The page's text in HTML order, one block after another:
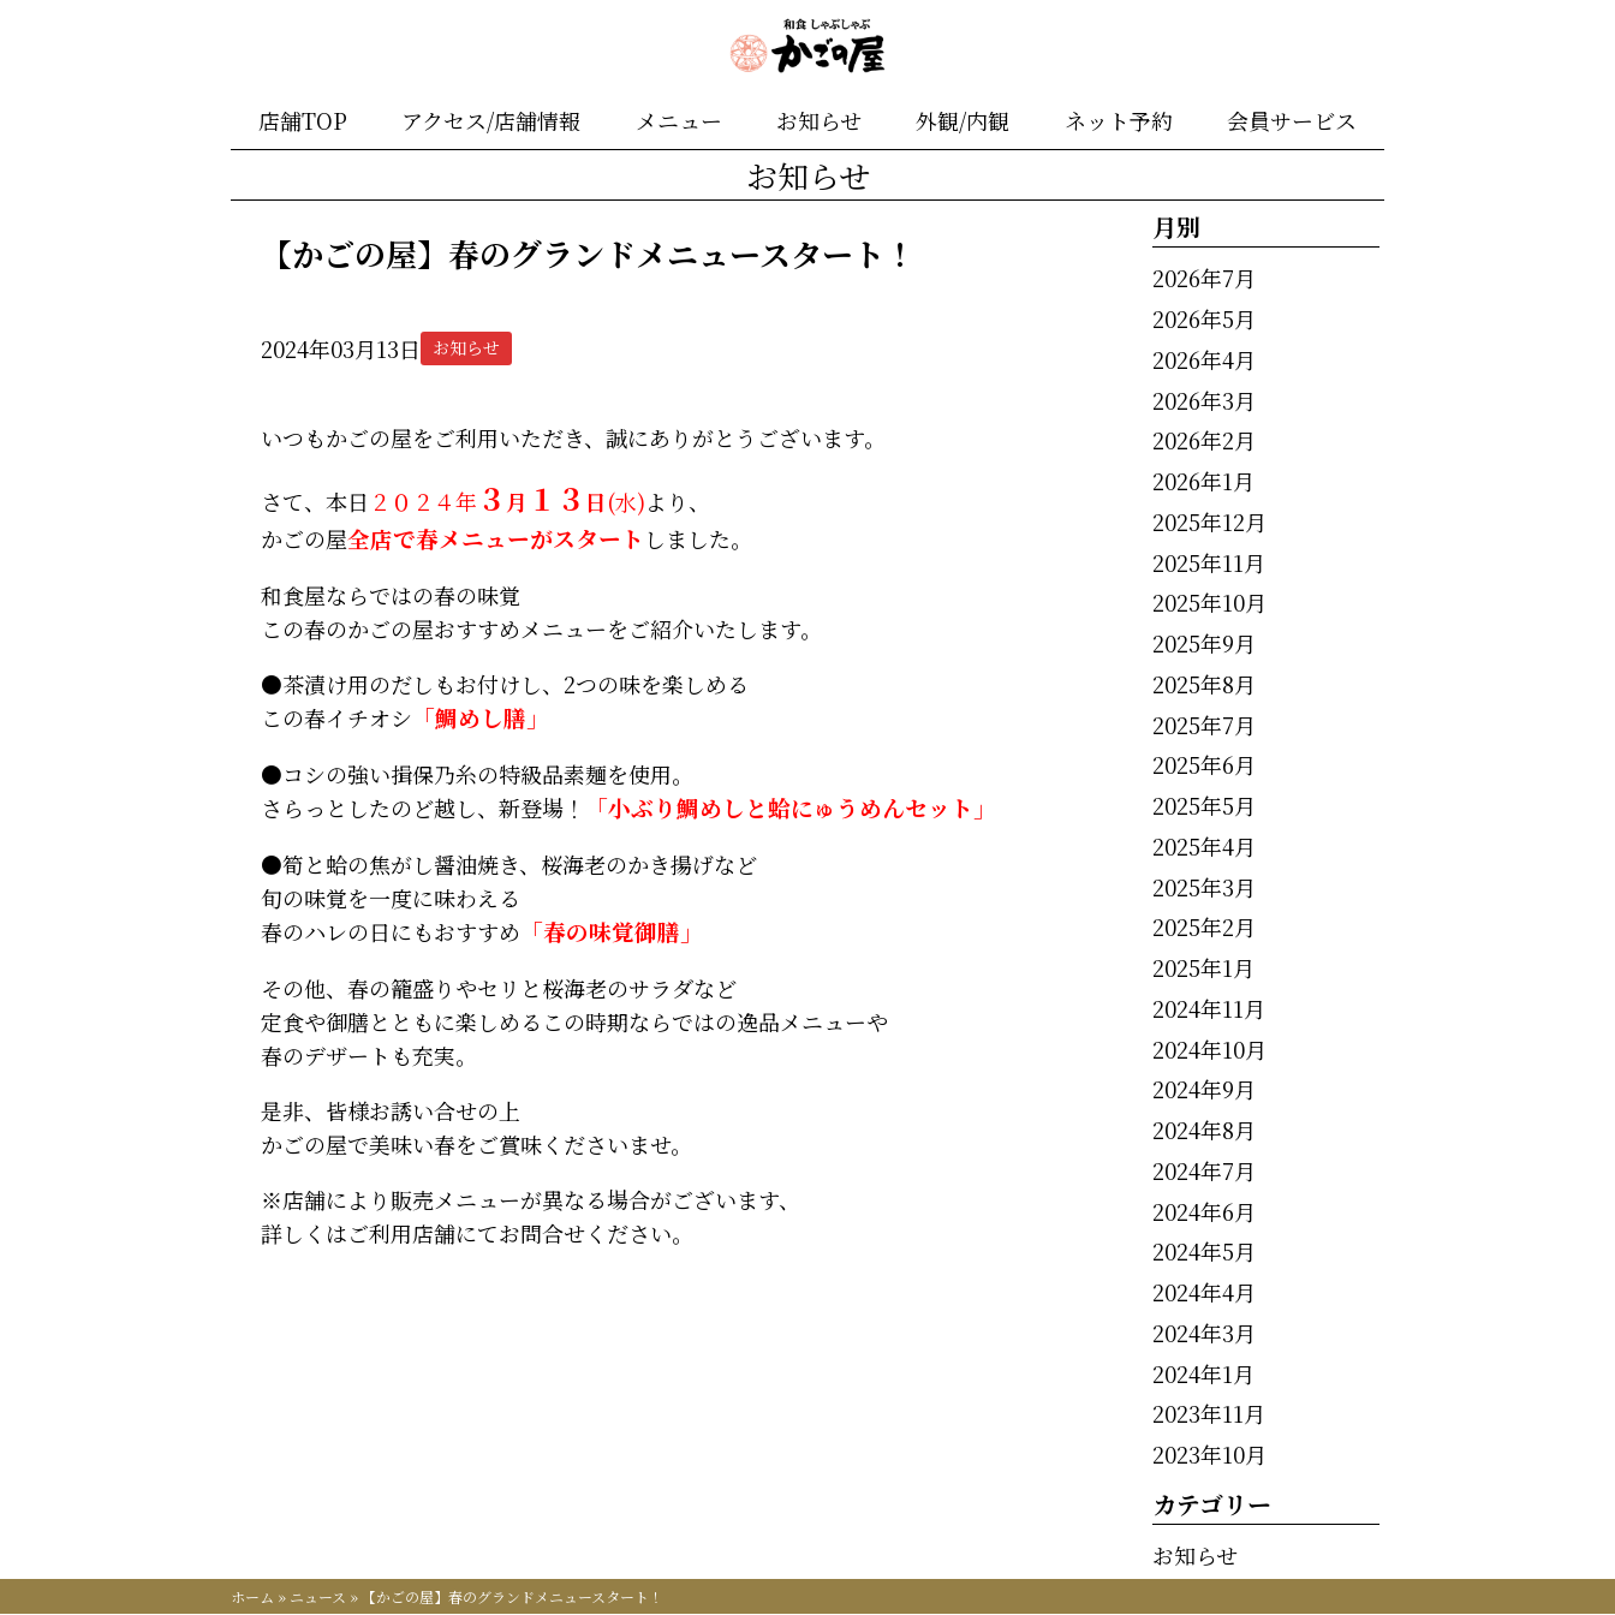
店舗TOP アクセス/店舗情報 メニュー お知らせ 外観/内観 ネット予約 会員サービス
お知らせ
【かごの屋】春のグランドメニュースタート！
2024年03月13日 お知らせ
いつもかごの屋をご利用いただき、誠にありがとうございます。
さて、本日 ２０２４年 ３ 月 １３ 日(水)より、
かごの屋全店で春メニューがスタート しました。
和食屋ならではの春の味覚
この春のかごの屋おすすめメニューをご紹介いたします。
●茶漬け用のだしもお付けし、2つの味を楽しめる
この春イチオシ 「鯛めし膳」
●コシの強い揖保乃糸の特級品素麺を使用。
さらっとしたのど越し、新登場！
「小ぶり鯛めしと蛤にゅうめんセット」
●筍と蛤の焦がし醤油焼き、桜海老のかき揚げなど
旬の味覚を一度に味わえる
春のハレの日にもおすすめ 「春の味覚御膳」
その他、春の籠盛りやセリと桜海老のサラダなど
定食や御膳とともに楽しめるこの時期ならではの逸品メニューや
春のデザートも充実。
是非、皆様お誘い合せの上
かごの屋で美味い春をご賞味くださいませ。
※店舗により販売メニューが異なる場合がございます、
詳しくはご利用店舗にてお問合せください。
月別
2026年7月
2026年5月
2026年4月
2026年3月
2026年2月
2026年1月
2025年12月
2025年11月
2025年10月
2025年9月
2025年8月
2025年7月
2025年6月
2025年5月
2025年4月
2025年3月
2025年2月
2025年1月
2024年11月
2024年10月
2024年9月
2024年8月
2024年7月
2024年6月
2024年5月
2024年4月
2024年3月
2024年1月
2023年11月
2023年10月
カテゴリー
お知らせ
ホーム » ニュース » 【かごの屋】春のグランドメニュースタート！